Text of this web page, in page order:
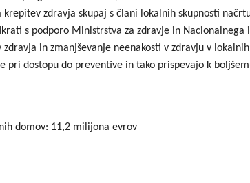
EU projekt, moj projekt
Fotogalerija in videi
zdravja skupaj s člani lokalnih skupnosti
s podporo Ministrstva za zdravje in
in zmanjševanje neenakosti v zdravju v
pri dostopu do preventive in tako prispevajo k
domov: 11,2 milijona evrov